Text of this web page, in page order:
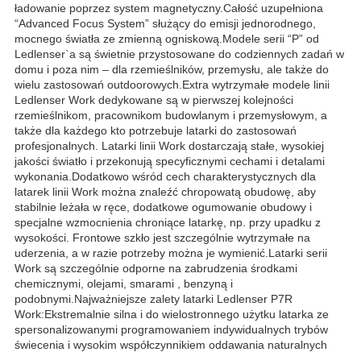
ładowanie poprzez system magnetyczny.Całość uzupełniona
“Advanced Focus System” służący do emisji jednorodnego,
mocnego światła ze zmienną ogniskową.Modele serii “P” od
Ledlenser`a są świetnie przystosowane do codziennych zadań w
domu i poza nim – dla rzemieślników, przemysłu, ale także do
wielu zastosowań outdoorowych.Extra wytrzymałe modele linii
Ledlenser Work dedykowane są w pierwszej kolejności
rzemieślnikom, pracownikom budowlanym i przemysłowym, a
także dla każdego kto potrzebuje latarki do zastosowań
profesjonalnych. Latarki linii Work dostarczają stałe, wysokiej
jakości światło i przekonują specyficznymi cechami i detalami
wykonania.Dodatkowo wśród cech charakterystycznych dla
latarek linii Work można znaleźć chropowatą obudowę, aby
stabilnie leżała w ręce, dodatkowe ogumowanie obudowy i
specjalne wzmocnienia chroniące latarkę, np. przy upadku z
wysokości. Frontowe szkło jest szczególnie wytrzymałe na
uderzenia, a w razie potrzeby można je wymienić.Latarki serii
Work są szczególnie odporne na zabrudzenia środkami
chemicznymi, olejami, smarami , benzyną i
podobnymi.Najważniejsze zalety latarki Ledlenser P7R
Work:Ekstremalnie silna i do wielostronnego użytku latarka ze
spersonalizowanymi programowaniem indywidualnych trybów
świecenia i wysokim współczynnikiem oddawania naturalnych